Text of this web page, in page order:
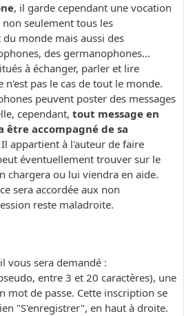
, il garde cependant une vocation
seulement tous les
monde mais aussi des
des germanophones...
à échanger, parler et lire
n'est pas le cas de tout le monde.
peuvent poster des messages
cependant, tout message en
accompagné de sa
Il appartient à l'auteur de faire
éventuellement trouver sur le
chargera ou lui viendra en aide.
sera accordée aux non
reste maladroite.
vous sera demandé :
entre 3 et 20 caractères), une
mot de passe. Cette inscription se
"S'enregistrer", en haut à droite.